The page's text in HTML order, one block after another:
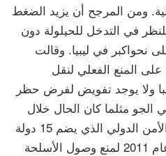
ومن المرجح أن يزيد الضغط
في التدخل للحيلولة دون
نحواكبر في ليبيا. وقالت
على المنع الفعلي لنقل
ولا يوجد تفويض لفرض حظر
الجو مثلما كان الحال خلال
ثورة 2011.” وفرض مجلس الأمن الدولي الذي يضم 15 دولة
حظرا للسلاح على ليبيا في عام 2011 لمنع وصول الأسلحة